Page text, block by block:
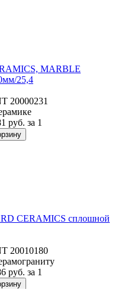
MARBLE
25,4
20000231
руб. за 1
CERAMICS сплошной
20010180
руб. за 1